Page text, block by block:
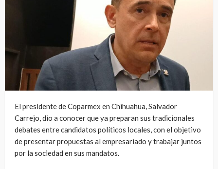
El presidente de Coparmex en Chihuahua, Salvador
Carrejo, dio a conocer que ya preparan sus tradicionales
debates entre candidatos políticos locales, con el objetivo
de presentar propuestas al empresariado y trabajar juntos
por la sociedad en sus mandatos.